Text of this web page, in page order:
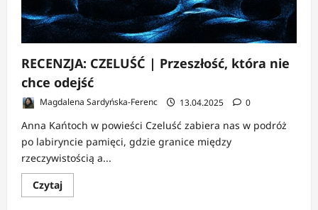
RECENZJA: CZELUŚĆ | Przeszłość, która nie
chce odejść
Magdalena Sardyńska-Ferenc 13.04.2025 0
Anna Kańtoch w powieści Czeluść zabiera nas w podróż
po labiryncie pamięci, gdzie granice między
rzeczywistością a...
CzytajDowiedz
się